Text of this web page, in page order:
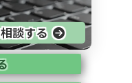
相談する